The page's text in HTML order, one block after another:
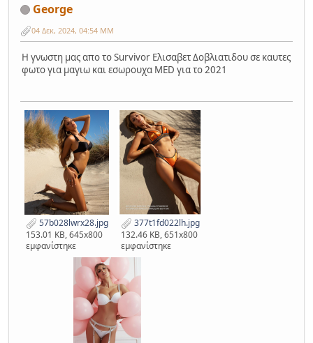
George
04 Δεκ, 2024, 04:54 ΜΜ
Η γνωστη μας απο το Survivor Eλισαβετ Δοβλιατιδου σε καυτες
φωτο για μαγιω και εσωρουχα MED για το 2021
57b028lwrx28.jpg
153.01 KB, 645x800
εμφανίστηκε
377t1fd022lh.jpg
132.46 KB, 651x800
εμφανίστηκε